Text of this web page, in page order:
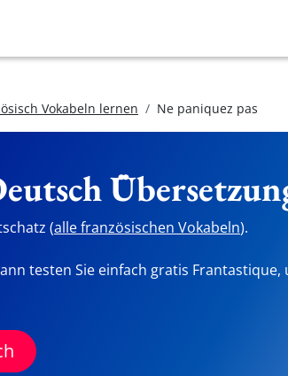
Vokabeln lernen Ne paniquez pas
(alle französischen Vokabeln).
testen Sie einfach gratis